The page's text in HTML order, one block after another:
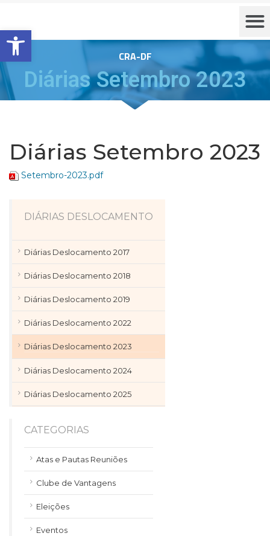
Barra de Ferramentas Aberta
CRA-DF
Diárias Setembro 2023
Diárias Setembro 2023
Setembro-2023.pdf
DIÁRIAS DESLOCAMENTO
Diárias Deslocamento 2017
Diárias Deslocamento 2018
Diárias Deslocamento 2019
Diárias Deslocamento 2022
Diárias Deslocamento 2023
Diárias Deslocamento 2024
Diárias Deslocamento 2025
CATEGORIAS
Atas e Pautas Reuniões
Clube de Vantagens
Eleições
Eventos